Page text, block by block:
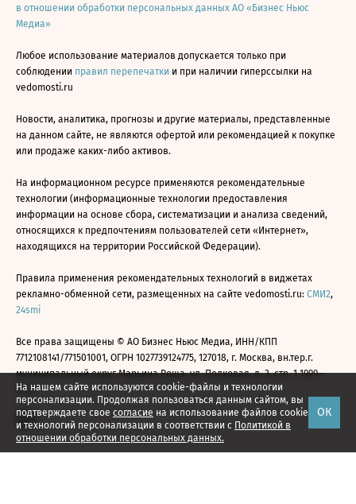
На нашем сайте используются cookie-файлы и технологии
персонализации. Продолжая пользоваться данным сайтом, вы
подтверждаете свое согласие на использование файлов cookie
и технологий персонализации в соответствии с Политикой в
отношении обработки персональных данных.
ОК
в отношении обработки персональных данных АО «Бизнес Ньюс
Медиа»
Любое использование материалов допускается только при
соблюдении правил перепечатки и при наличии гиперссылки на
vedomosti.ru
Новости, аналитика, прогнозы и другие материалы, представленные
на данном сайте, не являются офертой или рекомендацией к покупке
или продаже каких-либо активов.
На информационном ресурсе применяются рекомендательные
технологии (информационные технологии предоставления
информации на основе сбора, систематизации и анализа сведений,
относящихся к предпочтениям пользователей сети «Интернет»,
находящихся на территории Российской Федерации).
Правила применения рекомендательных технологий в виджетах
рекламно-обменной сети, размещенных на сайте vedomosti.ru: СМИ2,
24smi
Все права защищены © АО Бизнес Ньюс Медиа, ИНН/КПП
7712108141/771501001, ОГРН 1027739124775, 127018, г. Москва, вн.тер.г.
муниципальный округ Марьина Роща, ул. Полковая, д. 3, стр. 1 1999—
2026